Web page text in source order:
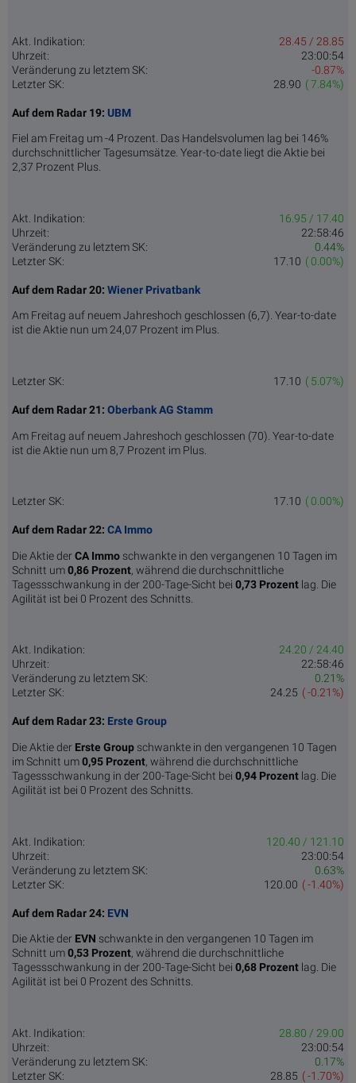
Akt. Indikation:
28.45 / 28.85
Uhrzeit:
23:00:54
Veränderung zu letztem SK:
-0.87%
Letzter SK:
( 7.84%)
28.90
Auf dem Radar 19: UBM
Fiel am Freitag um -4 Prozent. Das Handelsvolumen lag bei 146%
durchschnittlicher Tagesumsätze. Year-to-date liegt die Aktie bei
2,37 Prozent Plus.
Akt. Indikation:
16.95 / 17.40
Uhrzeit:
22:58:46
Veränderung zu letztem SK:
0.44%
Letzter SK:
( 0.00%)
17.10
Auf dem Radar 20: Wiener Privatbank
Am Freitag auf neuem Jahreshoch geschlossen (6,7). Year-to-date
ist die Aktie nun um 24,07 Prozent im Plus.
Letzter SK: ( 5.07%)
17.10
Auf dem Radar 21: Oberbank AG Stamm
Am Freitag auf neuem Jahreshoch geschlossen (70). Year-to-date
ist die Aktie nun um 8,7 Prozent im Plus.
Letzter SK: ( 0.00%)
17.10
Auf dem Radar 22: CA Immo
Die Aktie derCA Immo schwankte in den vergangenen 10 Tagen im
Schnitt um0,86 Pro­zent, während die durchschnittliche
Tagessschwankung in der 200-Tage-Sicht bei 0,73 Prozent lag. Die
Agilität ist bei 0 Prozent des Schnitts.
Akt. Indikation:
24.20 / 24.40
Uhrzeit:
22:58:46
Veränderung zu letztem SK:
0.21%
Letzter SK:
( -0.21%)
24.25
Auf dem Radar 23: Erste Group
Die Aktie der Erste Group schwankte in den vergangenen 10 Tagen
im Schnitt um0,95 Pro­zent, während die durchschnittliche
Tagessschwankung in der 200-Tage-Sicht bei 0,94 Prozent lag. Die
Agilität ist bei 0 Prozent des Schnitts.
Akt. Indikation:
120.40 / 121.10
Uhrzeit:
23:00:54
Veränderung zu letztem SK:
0.63%
Letzter SK:
( -1.40%)
120.00
Auf dem Radar 24: EVN
Die Aktie der EVN schwankte in den vergangenen 10 Tagen im
Schnitt um0,53 Pro­zent, während die durchschnittliche
Tagessschwankung in der 200-Tage-Sicht bei 0,68 Prozent lag. Die
Agilität ist bei 0 Prozent des Schnitts.
Akt. Indikation:
28.80 / 29.00
Uhrzeit:
23:00:54
Veränderung zu letztem SK:
0.17%
Letzter SK:
( -1.70%)
28.85